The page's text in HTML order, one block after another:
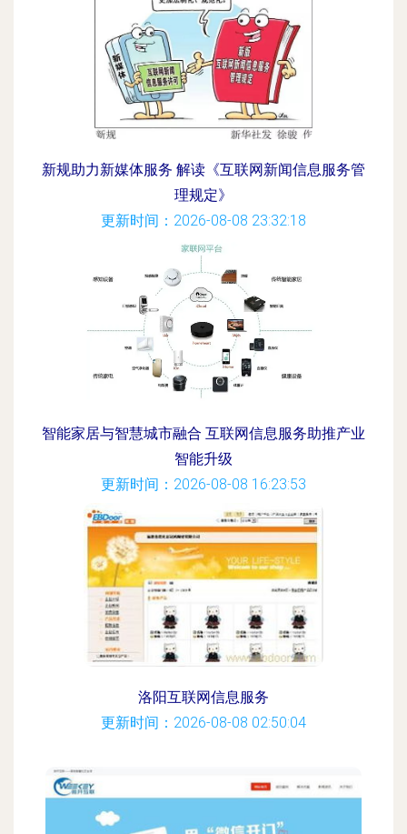
新规助力新媒体服务 解读《互联网新闻信息服务管
理规定》
更新时间：2026-08-08 23:32:18
智能家居与智慧城市融合 互联网信息服务助推产业
智能升级
更新时间：2026-08-08 16:23:53
洛阳互联网信息服务
更新时间：2026-08-08 02:50:04